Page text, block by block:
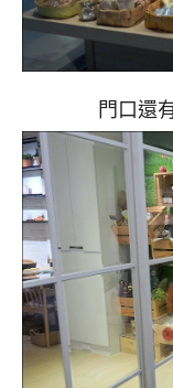
門口還